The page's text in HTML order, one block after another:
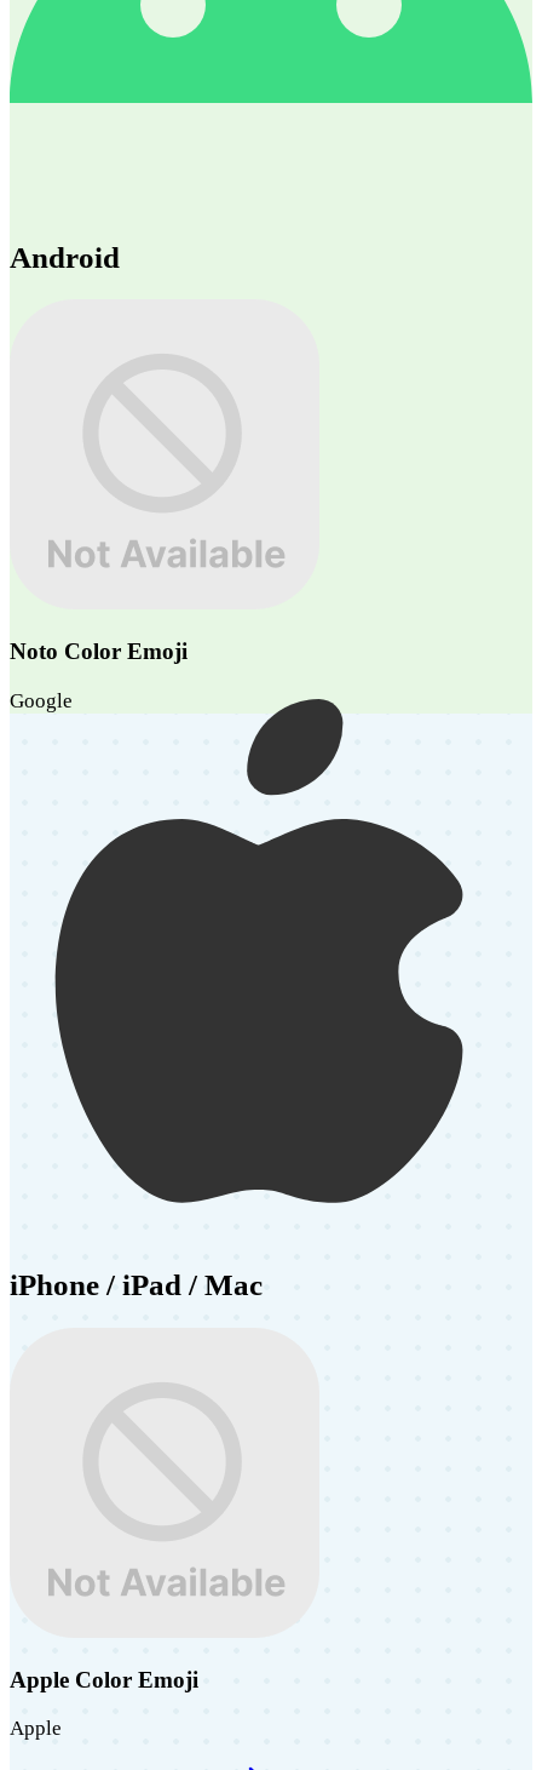
Android
Noto Color Emoji
Google
iPhone / iPad / Mac
Apple Color Emoji
Apple